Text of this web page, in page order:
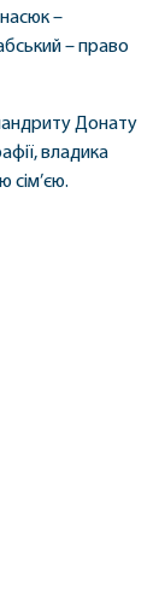
–
– право
Донату
владика
сім’єю.